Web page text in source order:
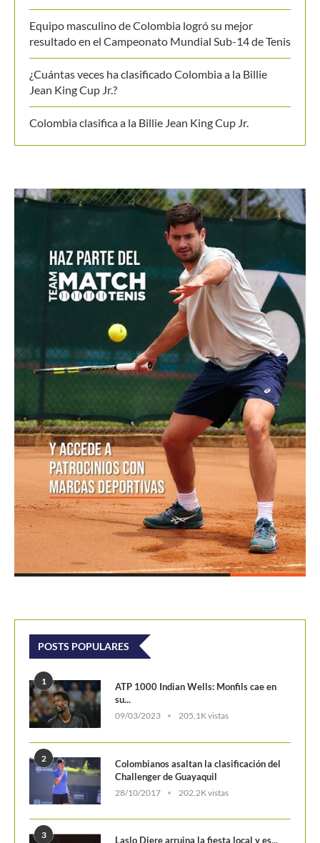
Equipo masculino de Colombia logró su mejor
resultado en el Campeonato Mundial Sub-14 de Tenis
¿Cuántas veces ha clasificado Colombia a la Billie
Jean King Cup Jr.?
Colombia clasifica a la Billie Jean King Cup Jr.
POSTS POPULARES
1
ATP 1000 Indian Wells: Monfils cae en
su...
09/03/2023 205,1K vistas
2
Colombianos asaltan la clasificación del
Challenger de Guayaquil
28/10/2017 202,2K vistas
3 Laslo Djere arruina la fiesta local y es...